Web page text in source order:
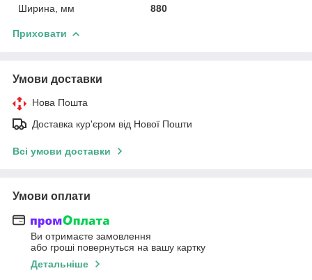
Ширина, мм
880
Приховати
Умови доставки
Нова Пошта
Доставка кур'єром від Нової Пошти
Всі умови доставки
Умови оплати
Ви отримаєте замовлення
або гроші повернуться на вашу картку
Детальніше